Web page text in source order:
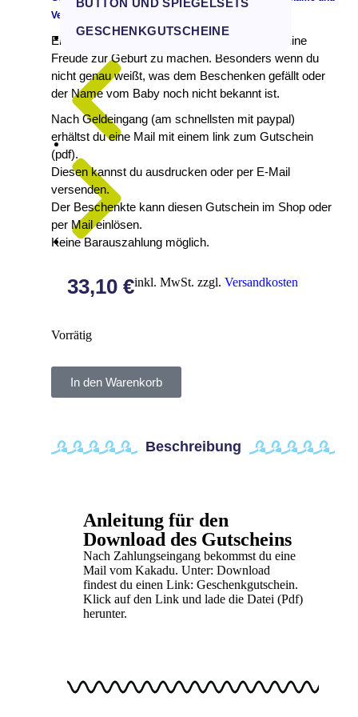
BUTTON UND SPIEGELSETS
GESCHENKGUTSCHEINE
Versandkosten
Eine schöne Möglichkeit, einer neuen Mutter eine
Freude zur Geburt zu machen. Besonders wenn du
nicht genau weißt, was dem Beschenken gefällt oder
der Name vom Baby noch nicht bekannt ist.
Nach Geldeingang (am schnellsten mit paypal)
erhältst du eine Mail mit einem link zum Gutschein
(pdf).
Diesen kannst du ausdrucken oder per E-Mail
versenden.
Der Beschenkte kann diesen Gutschein im Shop oder
per Mail einlösen.
Keine Barauszahlung möglich.
33,10 €inkl. MwSt. zzgl. Versandkosten
Vorrätig
In den Warenkorb
Beschreibung
Anleitung für den
Download des Gutscheins
Nach Zahlungseingang bekommst du eine
Mail vom Kakadu. Unter: Download
findest du einen Link: Geschenkgutschein.
Klick auf den Link und lade die Datei (Pdf)
herunter.